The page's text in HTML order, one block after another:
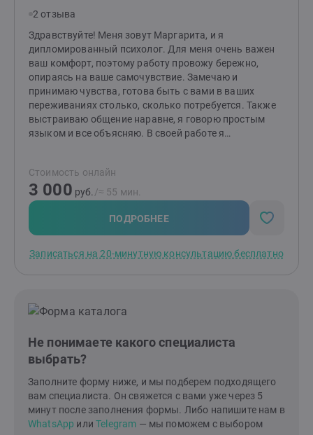
минутную бесплатную встречу, напишите, что вас
беспокоит сейчас и как давно это длится.
2 отзыва
Здравствуйте! Меня зовут Маргарита, и я
дипломированный психолог. Для меня очень важен
ваш комфорт, поэтому работу провожу бережно,
опираясь на ваше самочувствие. Замечаю и
принимаю чувства, готова быть с вами в ваших
переживаниях столько, сколько потребуется. Также
выстраиваю общение наравне, я говорю простым
языком и все объясняю. В своей работе я
работаю в подходе ACT (терапия принятия и
ответственности) и CFT (терапия, сфокусированная
на сострадании). Эти подходы помогают клиентам
сделать свою жизнь лучше за счет повышения
осознанности, поиска внутренних ценностей и
CFT (ТФС) - это помочь клиентам изменить их
помощь себе. ACT (ТПО) - это подход, использующий
Принятие и Осознанность для развития
человеку действовать в соответствии со своими
ценностями.Считаю, что моя задача — дать вам
собственной жизни. "Если бы не твоя боль, что бы ты
хотел/а делать со своей жизнью?"
Стоимость онлайн
3 000 руб. /≈ 55 мин.
ПОДРОБНЕЕ
Записаться на 20-минутную консультацию бесплатно
Не понимаете какого специалиста
выбрать?
Заполните форму ниже, и мы подберем подходящего
вам специалиста. Он свяжется с вами уже через 5
минут после заполнения формы. Либо напишите нам в
WhatsApp илиTelegram — мы поможем с выбором